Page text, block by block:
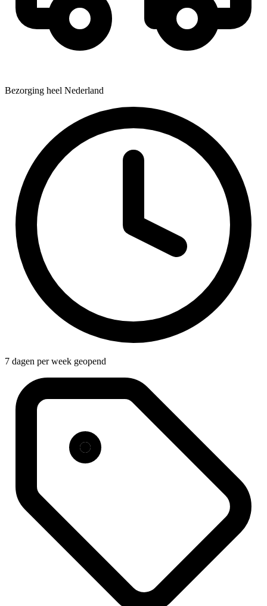
Bezorging heel Nederland
7 dagen per week geopend